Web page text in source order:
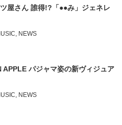
屋さん 誰得!?「●●み」ジェネレ
, NEWS
APPLE パジャマ姿の新ヴィジュア
, NEWS